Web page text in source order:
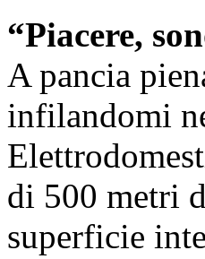
“Piacere,
A pancia
infilandomi
di 500 metri
superficie